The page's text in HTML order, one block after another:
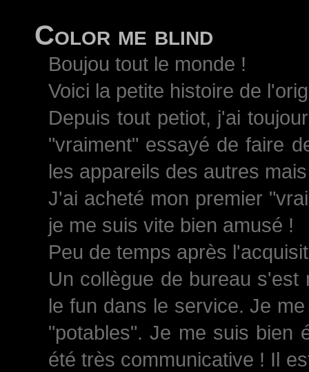
Color me blind
Boujou tout le monde !
Voici la petite histoire de
Depuis tout petiot, j'ai
"vraiment" essayé de faire
les appareils des autres
J'ai acheté mon premier
je me suis vite bien amusé !
Peu de temps après
Un collègue de bureau
le fun dans le service. Je
"potables". Je me suis bien
été très communicative ! Il